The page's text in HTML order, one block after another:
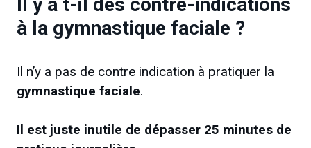
à la gymnastique faciale ?
Il n’y a pas de contre indication à pratiquer la
gymnastique faciale.
Il est juste inutile de dépasser 25 minutes de